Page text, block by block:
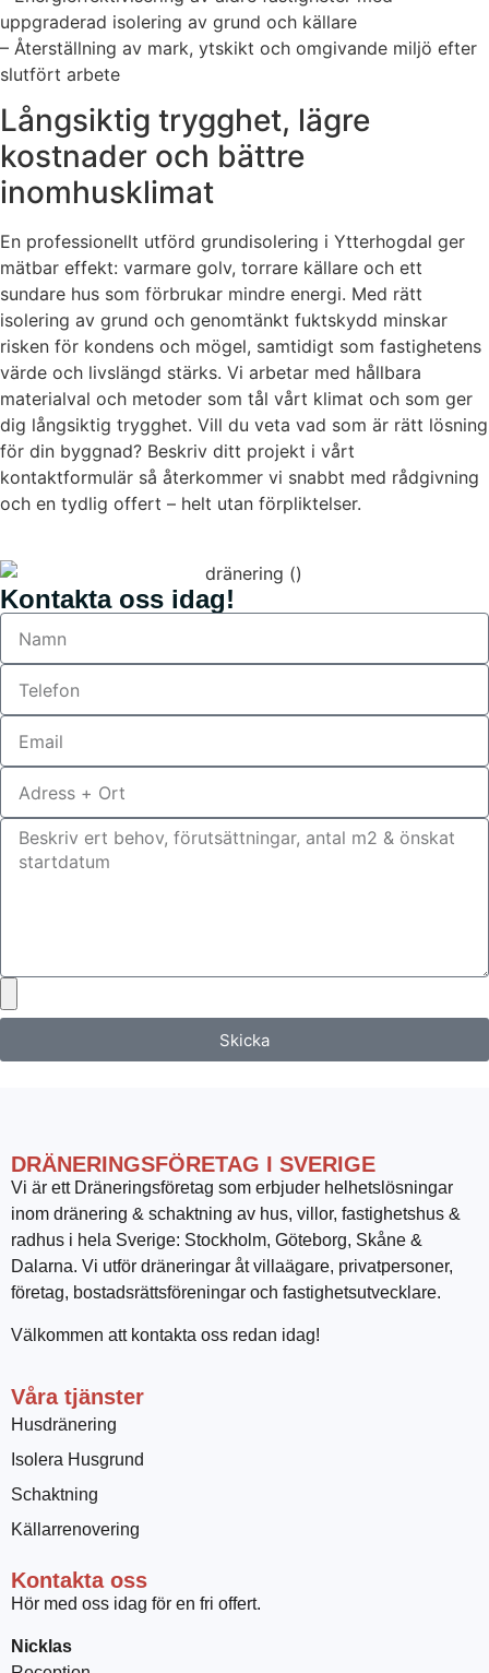
uppgraderad isolering av grund och källare
– Återställning av mark, ytskikt och omgivande miljö efter
slutfört arbete
Långsiktig trygghet, lägre
kostnader och bättre
inomhusklimat
En professionellt utförd grundisolering i Ytterhogdal ger
mätbar effekt: varmare golv, torrare källare och ett
sundare hus som förbrukar mindre energi. Med rätt
isolering av grund och genomtänkt fuktskydd minskar
risken för kondens och mögel, samtidigt som fastighetens
värde och livslängd stärks. Vi arbetar med hållbara
materialval och metoder som tål vårt klimat och som ger
dig långsiktig trygghet. Vill du veta vad som är rätt lösning
för din byggnad? Beskriv ditt projekt i vårt
kontaktformulär så återkommer vi snabbt med rådgivning
och en tydlig offert – helt utan förpliktelser.
Kontakta oss idag!
Skicka
DRÄNERINGSFÖRETAG I SVERIGE
Vi är ett Dräneringsföretag som erbjuder helhetslösningar
inom dränering & schaktning av hus, villor, fastighetshus &
radhus i hela Sverige: Stockholm, Göteborg, Skåne &
Dalarna. Vi utför dräneringar åt villaägare, privatpersoner,
företag, bostadsrättsföreningar och fastighetsutvecklare.
Välkommen att kontakta oss redan idag!
Våra tjänster
Husdränering
Isolera Husgrund
Schaktning
Källarrenovering
Kontakta oss
Hör med oss idag för en fri offert.
Nicklas